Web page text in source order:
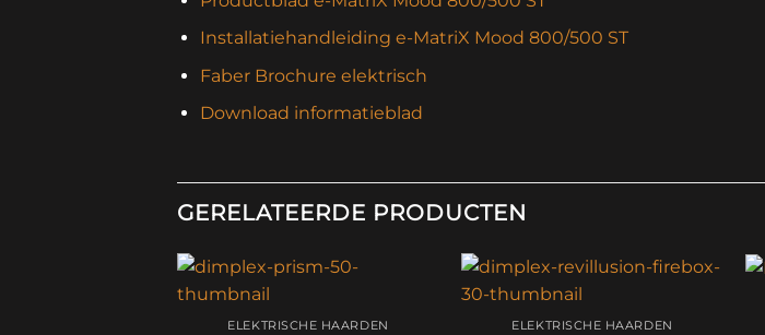
Installatiehandleiding e-MatriX Mood 800/500 ST
Faber Brochure elektrisch
Download informatieblad
GERELATEERDE PRODUCTEN
ELEKTRISCHE HAARDEN ELEKTRISCHE HAARDEN